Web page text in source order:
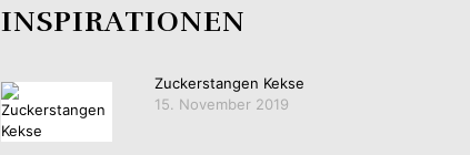
INSPIRATIONEN
Zuckerstangen Kekse
15. November 2019